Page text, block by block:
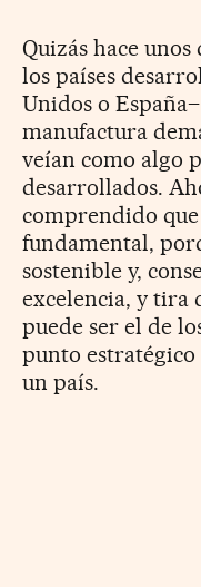
Quizás hace unos
los países
Unidos o
manufactura
veían como algo
desarrollados.
comprendido
fundamental,
sostenible y,
excelencia, y tira
puede ser el de
punto estratégico
un país.